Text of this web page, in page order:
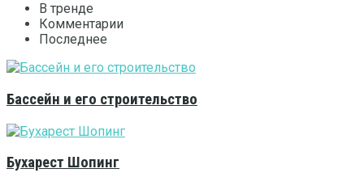
В тренде
Комментарии
Последнее
Бассейн и его строительство
Бухарест Шопинг